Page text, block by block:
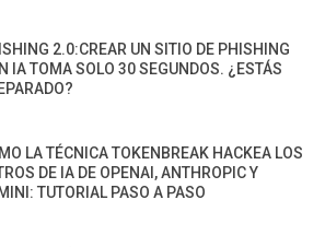
2.0:CREAR UN SITIO DE PHISHING
IA TOMA SOLO 30 SEGUNDOS. ¿ESTÁS
LA TÉCNICA TOKENBREAK HACKEA LOS
DE IA DE OPENAI, ANTHROPIC Y
TUTORIAL PASO A PASO